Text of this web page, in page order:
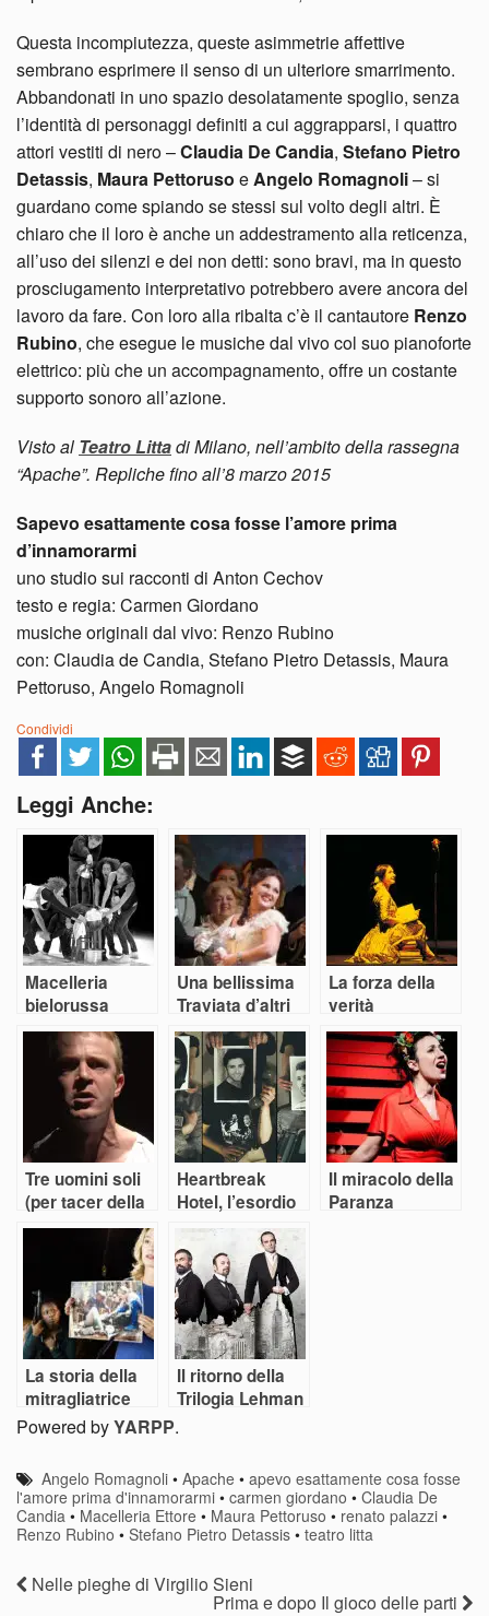
Questa incompiutezza, queste asimmetrie affettive
sembrano esprimere il senso di un ulteriore smarrimento.
Abbandonati in uno spazio desolatamente spoglio, senza
l’identità di personaggi definiti a cui aggrapparsi, i quattro
attori vestiti di nero –Claudia De Candia, Stefano Pietro
Detassis, Maura Pettoruso eAngelo Romagnoli– si
guardano come spiando se stessi sul volto degli altri. È
chiaro che il loro è anche un addestramento alla reticenza,
all’uso dei silenzi e dei non detti: sono bravi, ma in questo
prosciugamento interpretativo potrebbero avere ancora del
lavoro da fare. Con loro alla ribalta c’è il cantautore Renzo
Rubino, che esegue le musiche dal vivo col suo pianoforte
elettrico: più che un accompagnamento, offre un costante
supporto sonoro all’azione.
Visto al Teatro Littadi Milano, nell’ambito della rassegna
“Apache”. Repliche fino all’8 marzo 2015
Sapevo esattamente cosa fosse l’amore prima
d’innamorarmi
uno studio sui racconti di Anton Cechov
testo e regia: Carmen Giordano
musiche originali dal vivo: Renzo Rubino
con: Claudia de Candia, Stefano Pietro Detassis, Maura
Pettoruso, Angelo Romagnoli
Condividi
Leggi Anche:
Macelleria
bielorussa
Una bellissima
Traviata d’altri
tempi
La forza della
verità
Tre uomini soli
(per tacer della
gabbia)
Heartbreak
Hotel, l’esordio
di Snaporaz
Il miracolo della
Paranza
La storia della
mitragliatrice
Il ritorno della
Trilogia Lehman
Powered byYARPP.
Angelo Romagnoli •Apache •apevo esattamente cosa fosse
l'amore prima d'innamorarmi • carmen giordano • Claudia De
Candia • Macelleria Ettore • Maura Pettoruso • renato palazzi •
Renzo Rubino • Stefano Pietro Detassis • teatro litta
Nelle pieghe di Virgilio Sieni
Prima e dopo Il gioco delle parti